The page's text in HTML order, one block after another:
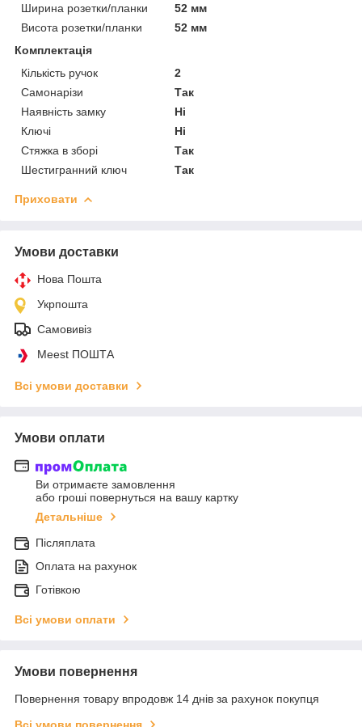
Ширина розетки/планки
52 мм
Висота розетки/планки
52 мм
Комплектація
Кількість ручок
2
Самонарізи
Так
Наявність замку
Ні
Ключі
Ні
Стяжка в зборі
Так
Шестигранний ключ
Так
Приховати
Умови доставки
Нова Пошта
Укрпошта
Самовивіз
Meest ПОШТА
Всі умови доставки
Умови оплати
Ви отримаєте замовлення
або гроші повернуться на вашу картку
Детальніше
Післяплата
Оплата на рахунок
Готівкою
Всі умови оплати
Умови повернення
Повернення товару впродовж 14 днів за рахунок покупця